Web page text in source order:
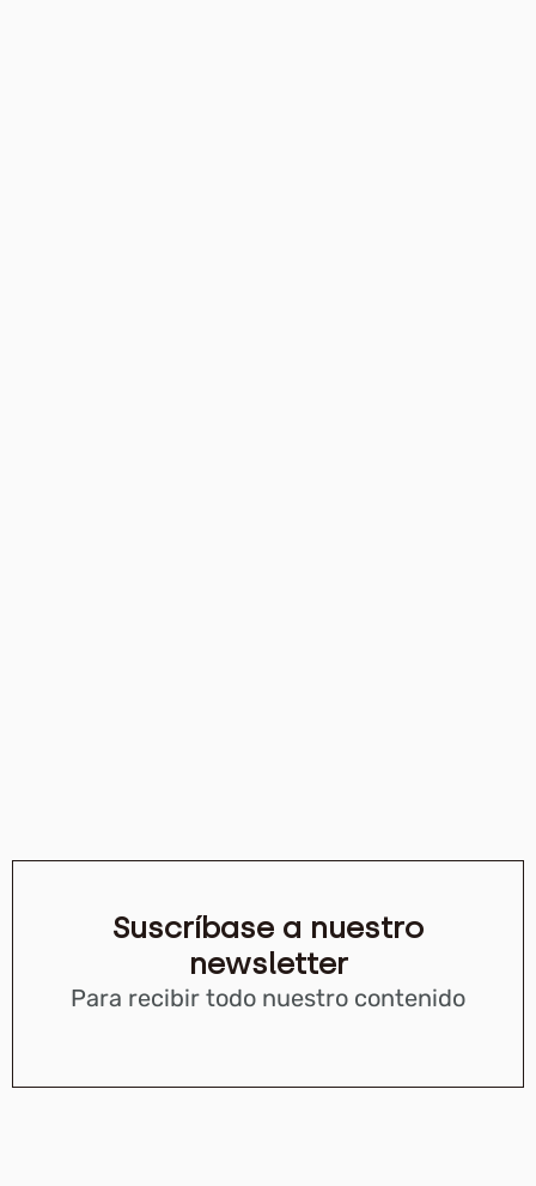
Suscríbase a nuestro
newsletter
Para recibir todo nuestro contenido